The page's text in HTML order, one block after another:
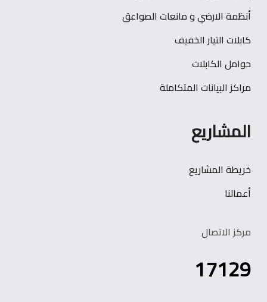
أنظمة الارضي و مانعات الصواعق
كابلات التيار الخفيف
حوامل الكابلات
مراكز البيانات المتكاملة
المشاريع
خريطة المشاريع
أعمالنا
مركز الاتصال
17129